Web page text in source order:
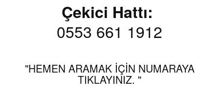
Çekici Hattı:
0553 661 1912
"HEMEN ARAMAK İÇİN NUMARAYA
TIKLAYINIZ. "